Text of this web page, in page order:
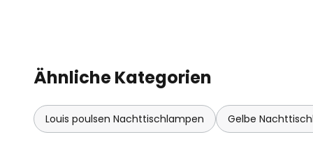
Ähnliche Kategorien
Louis poulsen Nachttischlampen Gelbe